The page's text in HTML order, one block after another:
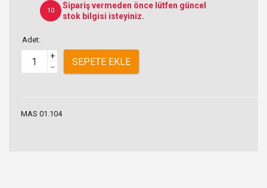
10
Sipariş vermeden önce lütfen güncel
stok bilgisi isteyiniz.
Adet:
+
–
SEPETE EKLE
MAS 01.104